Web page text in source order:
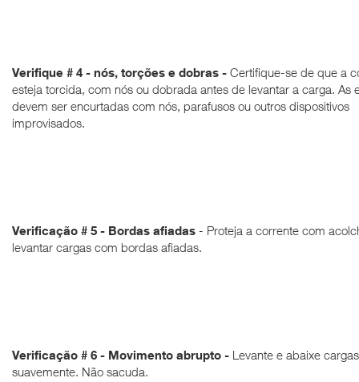
Verifique # 4 - nós, torções e dobras - Certifique-se de que a
esteja torcida, com nós ou dobrada antes de levantar a carga. As
devem ser encurtadas com nós, parafusos ou outros dispositivos
improvisados.
Verificação # 5 - Bordas afiadas - Proteja a corrente com
levantar cargas com bordas afiadas.
Verificação # 6 - Movimento abrupto - Levante e abaixe cargas
suavemente. Não sacuda.